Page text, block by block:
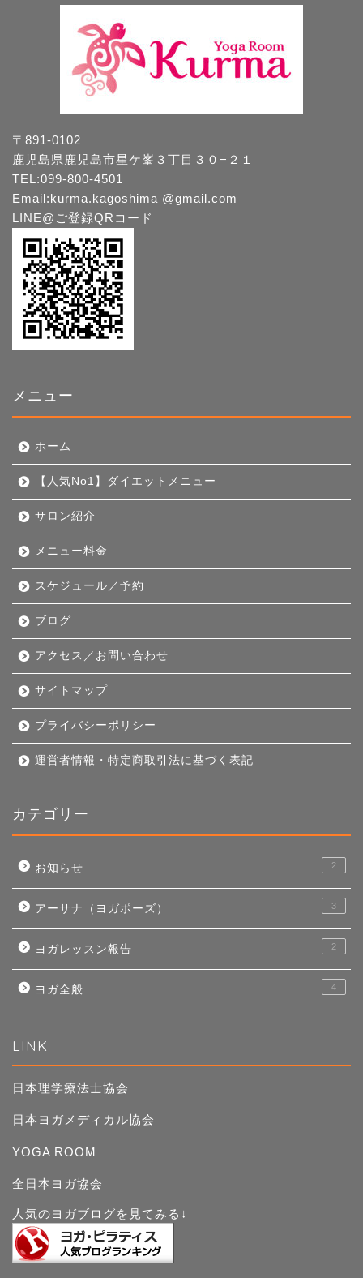
〒891-0102
鹿児島県鹿児島市星ケ峯３丁目３０−２１
TEL:099-800-4501
Email:kurma.kagoshima @gmail.com
LINE@ご登録QRコード
メニュー
ホーム
【人気No1】ダイエットメニュー
サロン紹介
メニュー料金
スケジュール／予約
ブログ
アクセス／お問い合わせ
サイトマップ
プライバシーポリシー
運営者情報・特定商取引法に基づく表記
カテゴリー
お知らせ 2
アーサナ（ヨガポーズ） 3
ヨガレッスン報告 2
ヨガ全般 4
LINK
日本理学療法士協会
日本ヨガメディカル協会
YOGA ROOM
全日本ヨガ協会
人気のヨガブログを見てみる↓